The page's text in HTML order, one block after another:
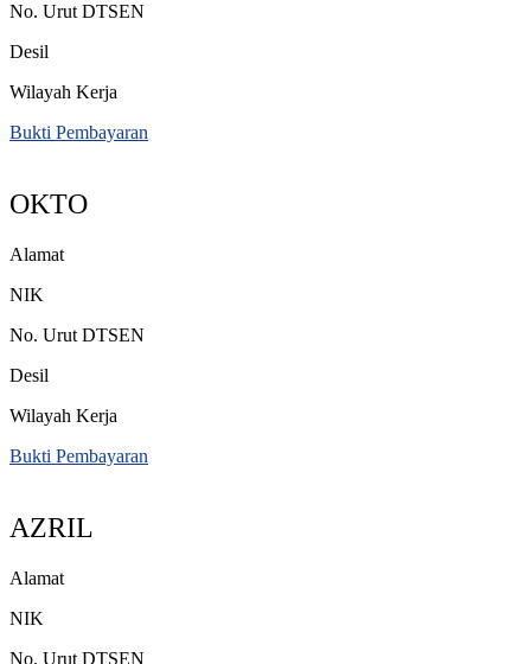
No. Urut DTSEN
Desil
Wilayah Kerja
Bukti Pembayaran
OKTO
Alamat
NIK
No. Urut DTSEN
Desil
Wilayah Kerja
Bukti Pembayaran
AZRIL
Alamat
NIK
No. Urut DTSEN